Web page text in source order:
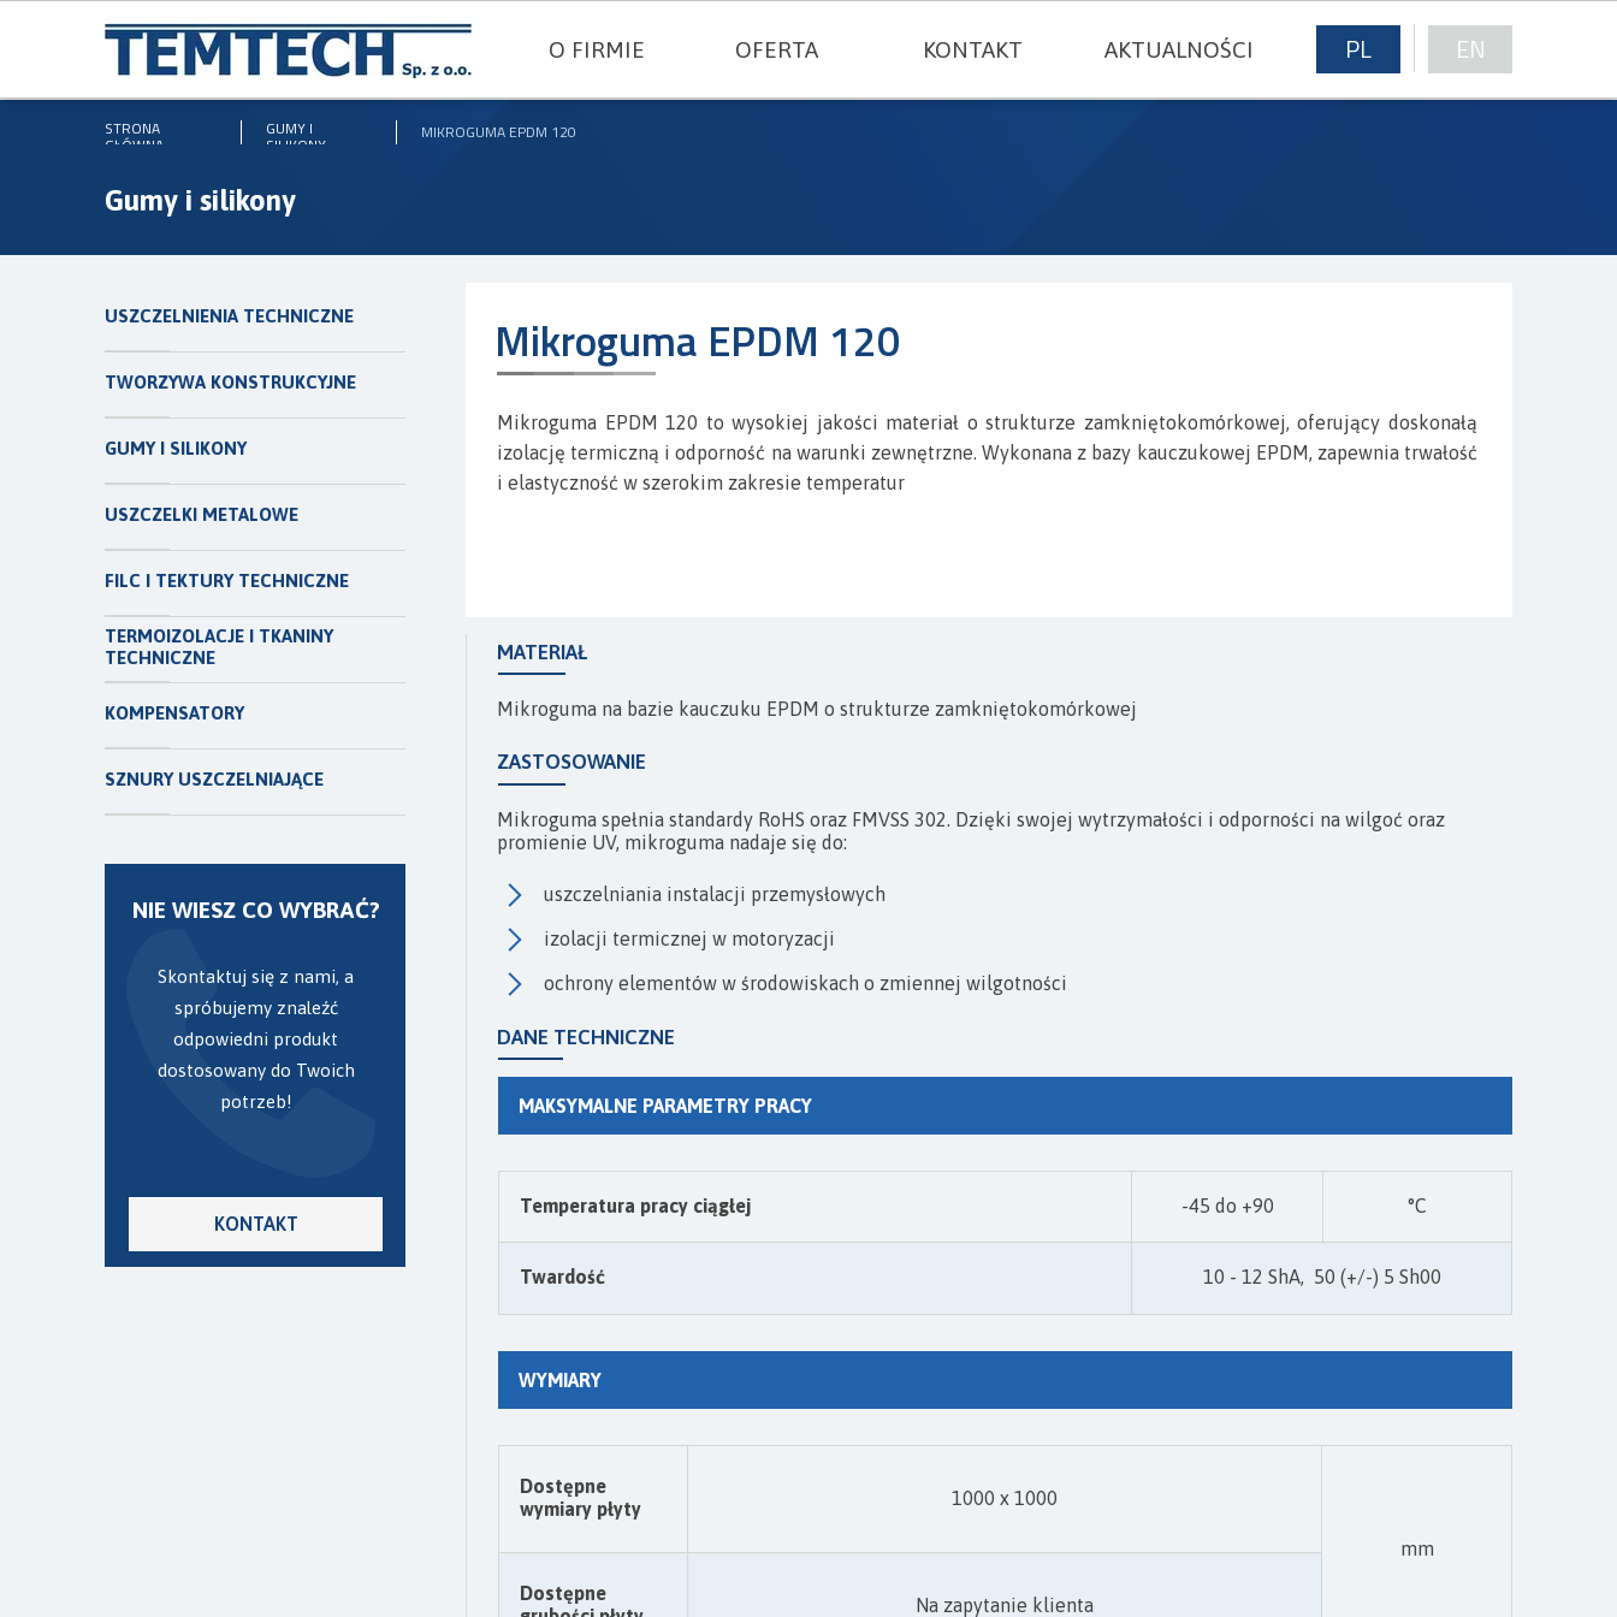
EN
PL
OFERTA
USZCZELKI METALOWE
SZNURY USZCZELNIAJĄCE
AKTUALNOŚCI
KONTAKT
O FIRMIE
STRONA
GŁÓWNA
MIKROGUMA EPDM 120
GUMY I
SILIKONY
Gumy i silikony
Na zapytanie klienta
Dostępne
mm
1000 x 1000
Dostępne
wymiary płyty
°C
10 - 12 ShA, 50 (+/-) 5 Sh00
Twardość
-45 do +90
Temperatura pracy ciągłej
WYMIARY
MAKSYMALNE PARAMETRY PRACY
DANE TECHNICZNE
SZNURY USZCZELNIAJĄCE
KOMPENSATORY
TERMOIZOLACJE I TKANINY
TECHNICZNE
FILC I TEKTURY TECHNICZNE
USZCZELKI METALOWE
GUMY I SILIKONY
TWORZYWA KONSTRUKCYJNE
USZCZELNIENIA TECHNICZNE
KONTAKT
Skontaktuj się z nami, a
spróbujemy znaleźć
odpowiedni produkt
dostosowany do Twoich
potrzeb!
NIE WIESZ CO WYBRAĆ?
Mikroguma EPDM 120 to wysokiej jakości materiał o strukturze zamkniętokomórkowej, oferujący doskonałą
izolację termiczną i odporność na warunki zewnętrzne. Wykonana z bazy kauczukowej EPDM, zapewnia trwałość
i elastyczność w szerokim zakresie temperatur
ochrony elementów w środowiskach o zmiennej wilgotności
Mikroguma na bazie kauczuku EPDM o strukturze zamkniętokomórkowej
MATERIAŁ
izolacji termicznej w motoryzacji
uszczelniania instalacji przemysłowych
Mikroguma spełnia standardy RoHS oraz FMVSS 302. Dzięki swojej wytrzymałości i odporności na wilgoć oraz
promienie UV, mikroguma nadaje się do:
ZASTOSOWANIE
Mikroguma EPDM 120